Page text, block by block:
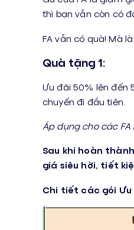
thì bạn vẫn còn có
FA vẫn có quà! Mà
Quà tặng 1:
Ưu đãi 50% lên đến
chuyến đi đầu tiên.
Áp dụng cho các
Sau khi hoàn
giá siêu hời, tiết
Chi tiết các gói